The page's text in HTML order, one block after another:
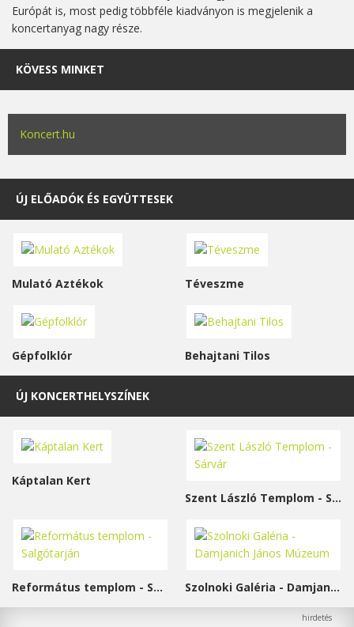
Európát is, most pedig többféle kiadványon is megjelenik a
koncertanyag nagy része.
KÖVESS MINKET
Koncert.hu
ÚJ ELŐADÓK ÉS EGYÜTTESEK
Mulató Aztékok Téveszme
Gépfolklór Behajtani Tilos
ÚJ KONCERTHELYSZÍNEK
Káptalan Kert
Szent László Templom - Sárvár
Református templom - Salgótarján Szolnoki Galéria - Damjanich János Múzeum